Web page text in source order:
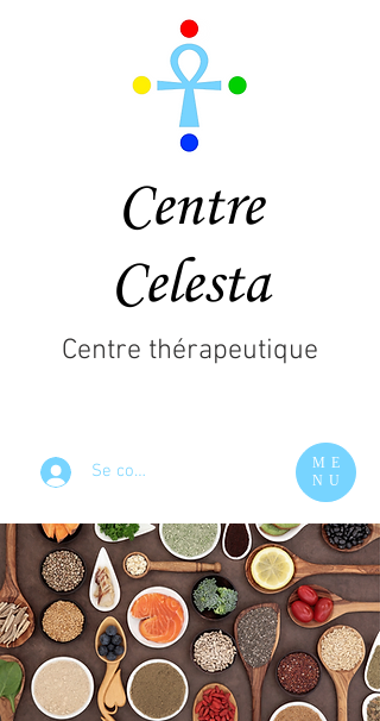
Centre
Celesta
Se connecter
ME
NU
Centre thérapeutique